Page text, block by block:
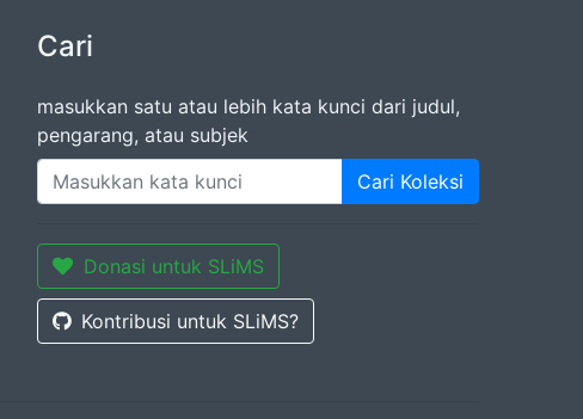
Cari
masukkan satu atau lebih kata kunci dari judul,
pengarang, atau subjek
Cari Koleksi
Donasi untuk SLiMS
Kontribusi untuk SLiMS?